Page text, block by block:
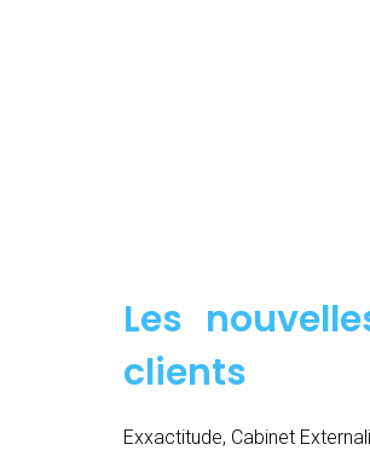
Les
clients
Exxactitude, Cabinet